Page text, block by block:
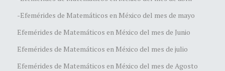
-Efemérides de Matemáticos en México del mes de mayo
Efemérides de Matemáticos en México del mes de Junio
Efemérides de Matemáticos en México del mes de julio
Efemérides de Matemáticos en México del mes de Agosto